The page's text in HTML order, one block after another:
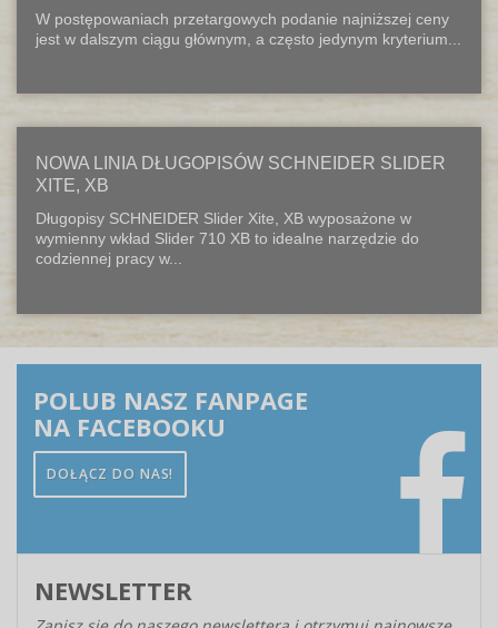
W postępowaniach przetargowych podanie najniższej ceny
jest w dalszym ciągu głównym, a często jedynym kryterium...
NOWA LINIA DŁUGOPISÓW SCHNEIDER SLIDER
XITE, XB
Długopisy SCHNEIDER Slider Xite, XB wyposażone w
wymienny wkład Slider 710 XB to idealne narzędzie do
codziennej pracy w...
POLUB NASZ FANPAGE
NA FACEBOOKU
DOŁĄCZ DO NAS!
NEWSLETTER